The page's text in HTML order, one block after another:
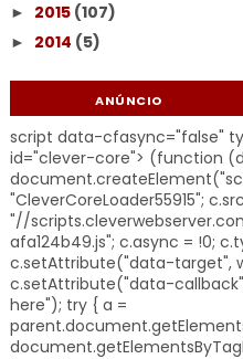
► 2015 (107)
► 2014 (5)
ANÚNCIO
script data-cfasync="false"
id="clever-core"> (function
"CleverCoreLoader55915";
"//
afa124b49.js"; c.async = !0;
c.setAttribute("data-target",
c.setAttribute("data-
here"); try { a =